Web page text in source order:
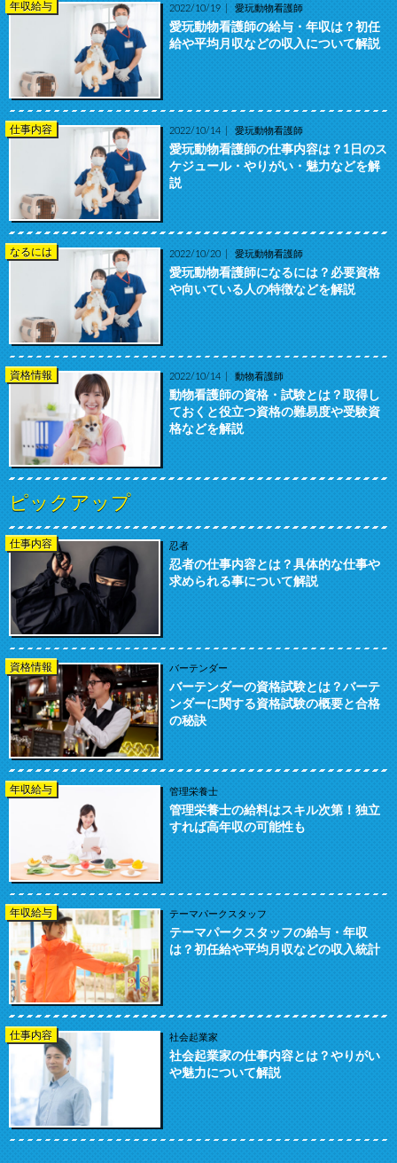
年収給与 2022/10/19 愛玩動物看護師
愛玩動物看護師の給与・年収は？初任
給や平均月収などの収入について解説
仕事内容 2022/10/14 愛玩動物看護師
愛玩動物看護師の仕事内容は？1日のス
ケジュール・やりがい・魅力などを解
説
なるには 2022/10/20 愛玩動物看護師
愛玩動物看護師になるには？必要資格
や向いている人の特徴などを解説
資格情報 2022/10/14 動物看護師
動物看護師の資格・試験とは？取得し
ておくと役立つ資格の難易度や受験資
格などを解説
ピックアップ
仕事内容 忍者
忍者の仕事内容とは？具体的な仕事や
求められる事について解説
資格情報 バーテンダー
バーテンダーの資格試験とは？バーテ
ンダーに関する資格試験の概要と合格
の秘訣
年収給与 管理栄養士
管理栄養士の給料はスキル次第！独立
すれば高年収の可能性も
年収給与 テーマパークスタッフ
テーマパークスタッフの給与・年収
は？初任給や平均月収などの収入統計
仕事内容 社会起業家
社会起業家の仕事内容とは？やりがい
や魅力について解説